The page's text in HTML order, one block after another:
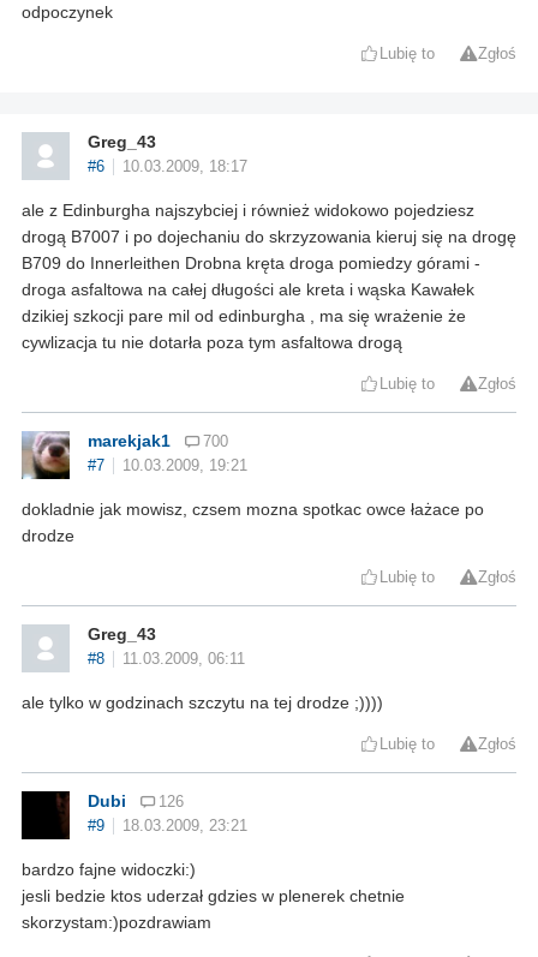
odpoczynek
Lubię to Zgłoś
Greg_43
#6 10.03.2009, 18:17
ale z Edinburgha najszybciej i również widokowo pojedziesz
drogą B7007 i po dojechaniu do skrzyzowania kieruj się na drogę
B709 do Innerleithen Drobna kręta droga pomiedzy górami -
droga asfaltowa na całej długości ale kreta i wąska Kawałek
dzikiej szkocji pare mil od edinburgha , ma się wrażenie że
cywlizacja tu nie dotarła poza tym asfaltowa drogą
Lubię to Zgłoś
marekjak1
700
#7
10.03.2009, 19:21
dokladnie jak mowisz, czsem mozna spotkac owce łażace po
drodze
Lubię to Zgłoś
Greg_43
#8 11.03.2009, 06:11
ale tylko w godzinach szczytu na tej drodze ;))))
Lubię to Zgłoś
Dubi
126
#9
18.03.2009, 23:21
bardzo fajne widoczki:)
jesli bedzie ktos uderzał gdzies w plenerek chetnie
skorzystam:)pozdrawiam